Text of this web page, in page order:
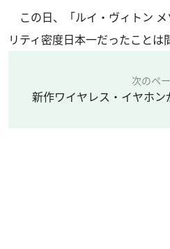
この日、「ルイ・ヴィトン
リティ密度日本一だったことは
次のペ
新作ワイヤレス・イヤホン